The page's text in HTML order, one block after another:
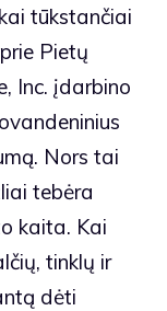
tūkstančiai
Pietų
Inc. įdarbino
Nors tai
tebėra
kaita. Kai
tinklų ir
dėti